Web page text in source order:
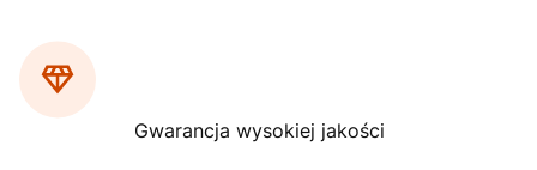
Gwarancja wysokiej jakości